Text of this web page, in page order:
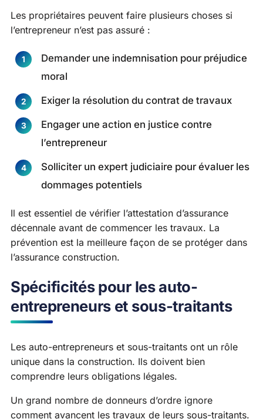
Les propriétaires peuvent faire plusieurs choses si
l’entrepreneur n’est pas assuré :
Demander une indemnisation pour préjudice
moral
Exiger la résolution du contrat de travaux
Engager une action en justice contre
l’entrepreneur
Solliciter un expert judiciaire pour évaluer les
dommages potentiels
Il est essentiel de vérifier l’attestation d’assurance
décennale avant de commencer les travaux. La
prévention est la meilleure façon de se protéger dans
l’assurance construction.
Spécificités pour les auto-
entrepreneurs et sous-traitants
Les auto-entrepreneurs et sous-traitants ont un rôle
unique dans la construction. Ils doivent bien
comprendre leurs obligations légales.
Un grand nombre de donneurs d’ordre ignore
comment avancent les travaux de leurs sous-traitants.